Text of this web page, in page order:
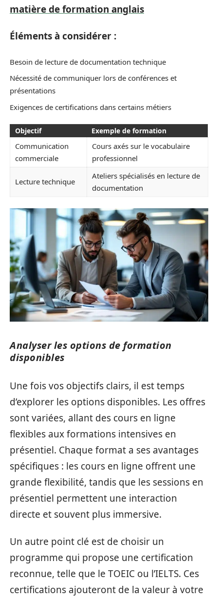
matière de formation anglais
Éléments à considérer :
Besoin de lecture de documentation technique
Nécessité de communiquer lors de conférences et
présentations
Exigences de certifications dans certains métiers
Objectif Exemple de formation
Communication
commerciale
Cours axés sur le vocabulaire
professionnel
Lecture technique
Ateliers spécialisés en lecture de
documentation
Analyser les options de formation
disponibles
Une fois vos objectifs clairs, il est temps
d’explorer les options disponibles. Les offres
sont variées, allant des cours en ligne
flexibles aux formations intensives en
présentiel. Chaque format a ses avantages
spécifiques : les cours en ligne offrent une
grande flexibilité, tandis que les sessions en
présentiel permettent une interaction
directe et souvent plus immersive.
Un autre point clé est de choisir un
programme qui propose une certification
reconnue, telle que le TOEIC ou l’IELTS. Ces
certifications ajouteront de la valeur à votre